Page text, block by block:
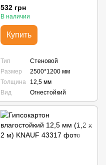
532 грн
В наличии
Купить
Тип
Стеновой
Размер
2500*1200 мм
Толщина
12,5 мм
Вид
Огнестойкий